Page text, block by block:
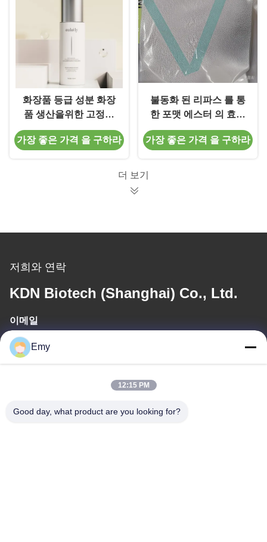
화장품 등급 성분 화장
품 생산을위한 고정화
리파제 원료
가장 좋은 가격 을 구하라
불동화 된 리파스 를 통
한 포맷 에스터 의 효소
합성 및 그 재사용
가장 좋은 가격 을 구하라
더 보기
저희와 연락
KDN Biotech (Shanghai) Co., Ltd.
이메일
panxy@vlandgroup.com
우리 주소
Emy
12:15 PM
Good day, what product are you looking for?